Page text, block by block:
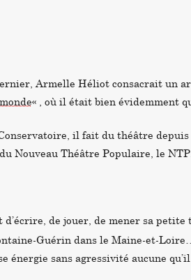
Armelle Héliot consacrait un
« , où il était bien évidemment
il fait du théâtre
Nouveau Théâtre Populaire, le
d’écrire, de jouer, de mener sa petite
Guérin dans le Maine-et-
énergie sans agressivité aucune